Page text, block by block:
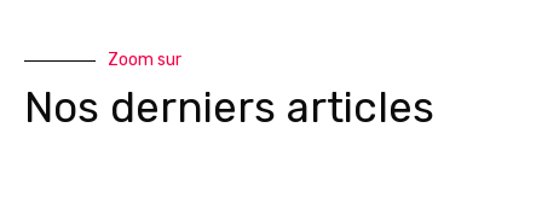
Zoom sur
Nos derniers articles